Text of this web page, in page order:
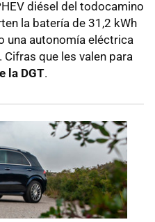
diésel del todocamino
la batería de 31,2 kWh
una autonomía eléctrica
que les valen para
la DGT.